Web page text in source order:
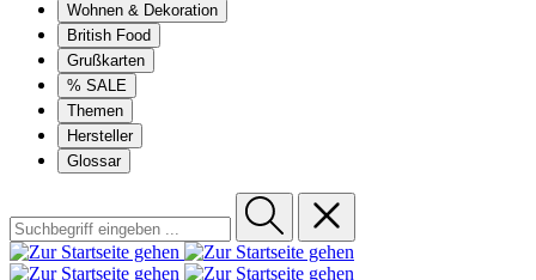
Wohnen & Dekoration
British Food
Grußkarten
% SALE
Themen
Hersteller
Glossar